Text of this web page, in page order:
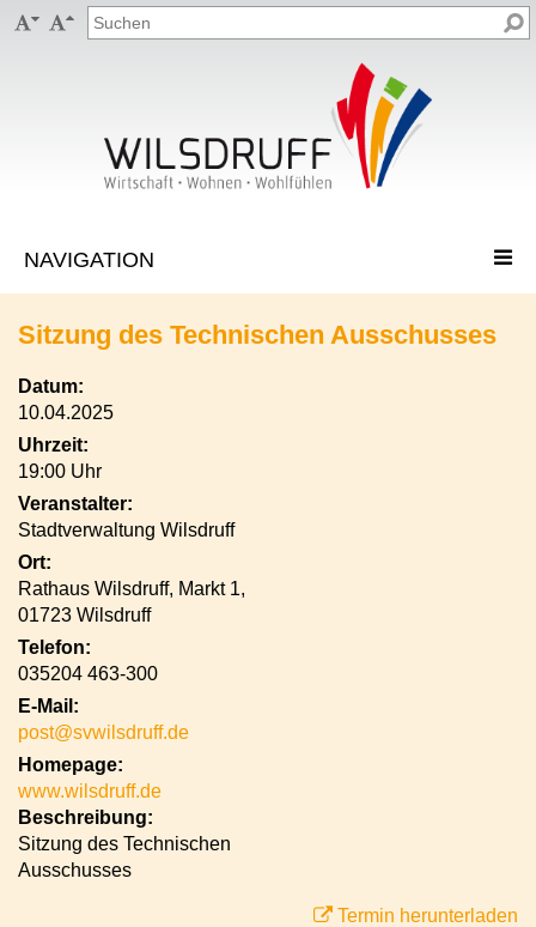
 
Sitzung des Technischen Ausschusses
Datum:
10.04.2025
Uhrzeit:
19:00 Uhr
Veranstalter:
Stadtverwaltung Wilsdruff
Ort:
Rathaus Wilsdruff, Markt 1,
01723 Wilsdruff
Telefon:
035204 463-300
E-Mail:
post@svwilsdruff.de
Homepage:
www.wilsdruff.de
Beschreibung:
Sitzung des Technischen
Ausschusses
Termin herunterladen